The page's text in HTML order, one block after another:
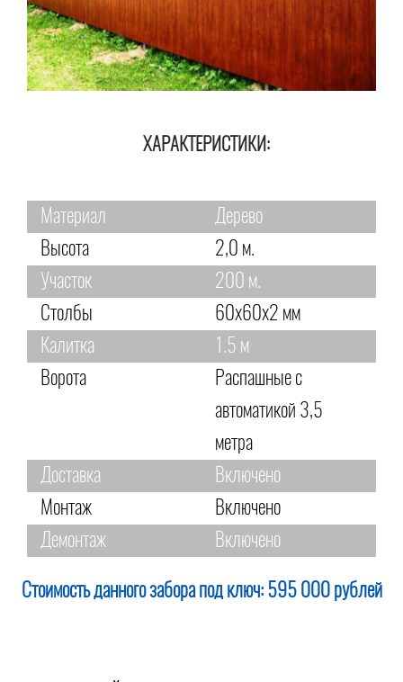
ХАРАКТЕРИСТИКИ:
Материал
Дерево
Высота
2,0 м.
Участок
200 м.
Столбы
60х60х2 мм
Калитка
1.5 м
Ворота
Распашные с
автоматикой 3,5
метра
Доставка
Включено
Монтаж
Включено
Демонтаж
Включено
Стоимость данного забора под ключ: 595 000 рублей